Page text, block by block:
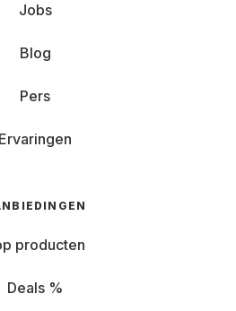
Jobs
Blog
Pers
Ervaringen
producten
Deals %